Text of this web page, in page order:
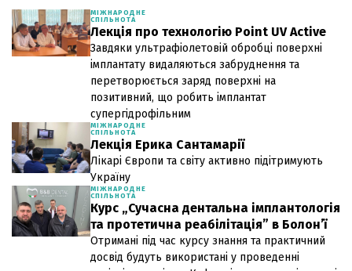
МІЖНАРОДНЕ
СПІЛЬНОТА
Лекція про технологію Point UV Active
Завдяки ультрафіолетовій обробці поверхні
імплантату видаляються забруднення та
перетворюється заряд поверхні на
позитивний, що робить імплантат
супергідрофільним
МІЖНАРОДНЕ
СПІЛЬНОТА
Лекція Ерика Сантамарії
Лікарі Європи та світу активно підітримують
Україну
МІЖНАРОДНЕ
СПІЛЬНОТА
Курс „Сучасна дентальна імплантологія
та протетична реабілітація” в Болон’ї
Отримані під час курсу знання та практичний
досвід будуть використані у проведенні